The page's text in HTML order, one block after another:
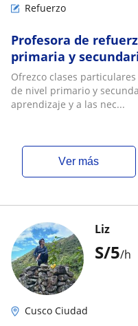
Refuerzo
Profesora de
primaria y
online
Ofrezco clases
de nivel primario y
aprendizaje y a las nec...
ver más
S/5/h
Liz
Cusco Ciudad